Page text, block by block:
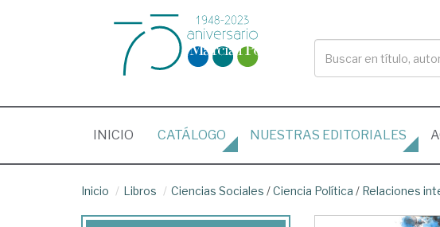
INICIO (CURRENT)
CATÁLOGO NUESTRAS EDITORIALES
Inicio Libros Ciencias Sociales /Ciencia Política / Relaciones